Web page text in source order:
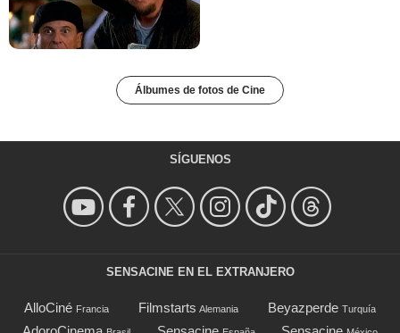
Álbumes de fotos de Cine
SÍGUENOS
SENSACINE EN EL EXTRANJERO
AlloCiné Francia Filmstarts Alemania Beyazperde Turquía